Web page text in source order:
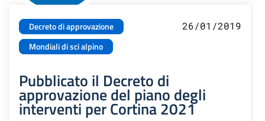
Decreto di approvazione
Mondiali di sci alpino
26/01/2019
Pubblicato il Decreto di
approvazione del piano degli
interventi per Cortina 2021